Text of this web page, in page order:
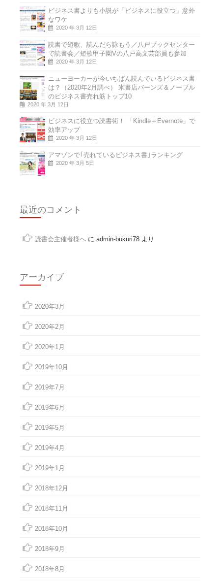
ビジネス書よりも小説が「ビジネスに役立つ」意外
なワケ
2020 年 3月 12日
読書で短歌、読んだら詠もう／八戸ブックセンター
で読書会／短歌甲子園Vの八戸高文芸部員も参加
2020 年 3月 12日
ニューヨーカーが今いちばん読んでいるビジネス書
は？（2020年2月調べ） 米書店バーンズ＆ノーブル
のビジネス書売れ筋トップ10
2020 年 3月 12日
ビジネスに役立つ読書術！ 「Kindle＋Evernote」で
効率アップ
2020 年 3月 12日
アマゾンで｢売れているビジネス書｣ランキング
2020 年 3月 5日
最近のコメント
読書会主催者様へ に admin-bukuri78 より
アーカイブ
2020年3月
2020年2月
2020年1月
2019年10月
2019年7月
2019年6月
2019年5月
2019年4月
2019年1月
2018年12月
2018年11月
2018年10月
2018年9月
2018年8月